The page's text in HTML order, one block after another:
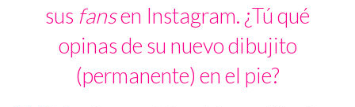
sus fansen Instagram. ¿Tú qué
opinas de su nuevo dibujito
(permanente) en el pie?